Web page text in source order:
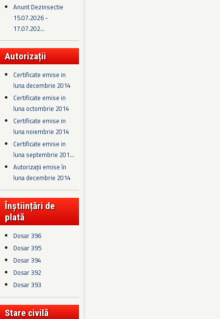
Anunt Dezinsectie
15.07.2026 -
17.07.202...
Autorizații
Certificate emise in
luna decembrie 2014
Certificate emise in
luna octombrie 2014
Certificate emise in
luna noiembrie 2014
Certificate emise in
luna septembrie 201...
Autorizații emise în
luna decembrie 2014
Înștiințări de
plată
Dosar 396
Dosar 395
Dosar 394
Dosar 392
Dosar 393
Stare civilă